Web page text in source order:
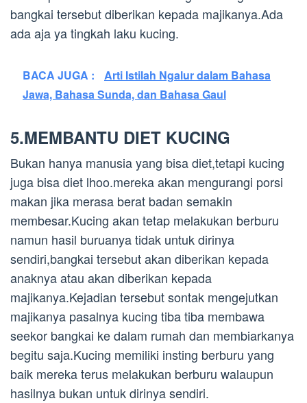
bangkai tersebut diberikan kepada majikanya.Ada
ada aja ya tingkah laku kucing.
BACA JUGA :
Arti Istilah Ngalur dalam Bahasa
Jawa, Bahasa Sunda, dan Bahasa Gaul
5.MEMBANTU DIET KUCING
Bukan hanya manusia yang bisa diet,tetapi kucing
juga bisa diet lhoo.mereka akan mengurangi porsi
makan jika merasa berat badan semakin
membesar.Kucing akan tetap melakukan berburu
namun hasil buruanya tidak untuk dirinya
sendiri,bangkai tersebut akan diberikan kepada
anaknya atau akan diberikan kepada
majikanya.Kejadian tersebut sontak mengejutkan
majikanya pasalnya kucing tiba tiba membawa
seekor bangkai ke dalam rumah dan membiarkanya
begitu saja.Kucing memiliki insting berburu yang
baik mereka terus melakukan berburu walaupun
hasilnya bukan untuk dirinya sendiri.